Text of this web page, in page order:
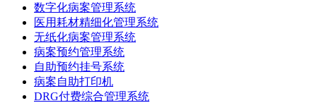
数字化病案管理系统
医用耗材精细化管理系统
无纸化病案管理系统
病案预约管理系统
自助预约挂号系统
病案自助打印机
DRG付费综合管理系统